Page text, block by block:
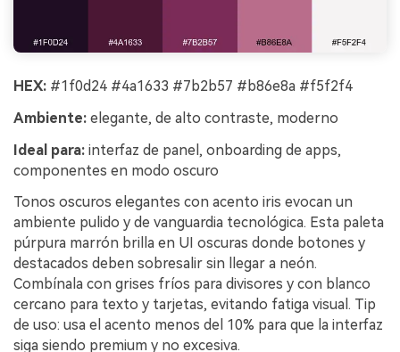
HEX: #1f0d24 #4a1633 #7b2b57 #b86e8a #f5f2f4
Ambiente: elegante, de alto contraste, moderno
Ideal para: interfaz de panel, onboarding de apps,
componentes en modo oscuro
Tonos oscuros elegantes con acento iris evocan un
ambiente pulido y de vanguardia tecnológica. Esta paleta
púrpura marrón brilla en UI oscuras donde botones y
destacados deben sobresalir sin llegar a neón.
Combínala con grises fríos para divisores y con blanco
cercano para texto y tarjetas, evitando fatiga visual. Tip
de uso: usa el acento menos del 10% para que la interfaz
siga siendo premium y no excesiva.